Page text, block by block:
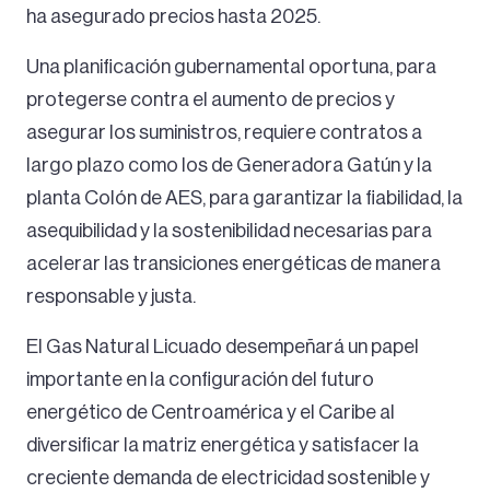
ha asegurado precios hasta 2025.
Una planificación gubernamental oportuna, para
protegerse contra el aumento de precios y
asegurar los suministros, requiere contratos a
largo plazo como los de Generadora Gatún y la
planta Colón de AES, para garantizar la fiabilidad, la
asequibilidad y la sostenibilidad necesarias para
acelerar las transiciones energéticas de manera
responsable y justa.
El Gas Natural Licuado desempeñará un papel
importante en la configuración del futuro
energético de Centroamérica y el Caribe al
diversificar la matriz energética y satisfacer la
creciente demanda de electricidad sostenible y